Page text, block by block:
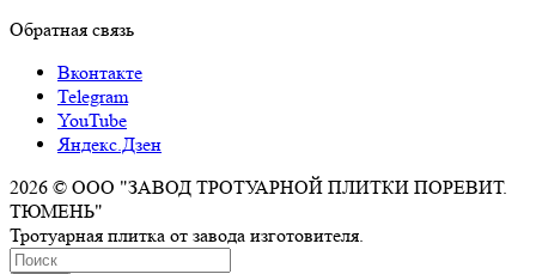
Обратная связь
Вконтакте
Telegram
YouTube
Яндекс.Дзен
2026 © ООО "ЗАВОД ТРОТУАРНОЙ ПЛИТКИ ПОРЕВИТ.
ТЮМЕНЬ"
Тротуарная плитка от завода изготовителя.